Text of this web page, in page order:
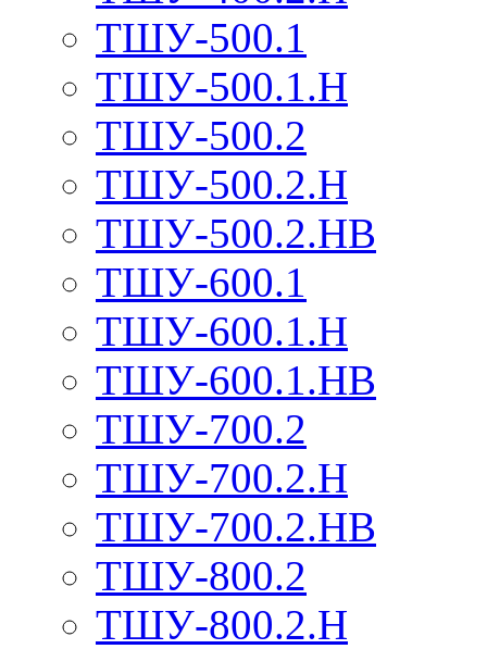
ТШУ-500.1
ТШУ-500.1.Н
ТШУ-500.2
ТШУ-500.2.Н
ТШУ-500.2.НВ
ТШУ-600.1
ТШУ-600.1.Н
ТШУ-600.1.НВ
ТШУ-700.2
ТШУ-700.2.Н
ТШУ-700.2.НВ
ТШУ-800.2
ТШУ-800.2.Н